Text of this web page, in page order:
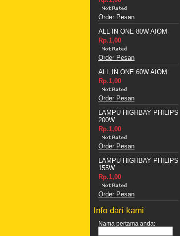
Order Pesan
ALL IN ONE 80W AIOM
Rp.1,00
Order Pesan
ALL IN ONE 60W AIOM
Rp.1,00
Order Pesan
LAMPU HIGHBAY PHILIPS
200W
Rp.1,00
Order Pesan
LAMPU HIGHBAY PHILIPS
155W
Rp.1,00
Order Pesan
Info dari kami
Nama pertama anda: